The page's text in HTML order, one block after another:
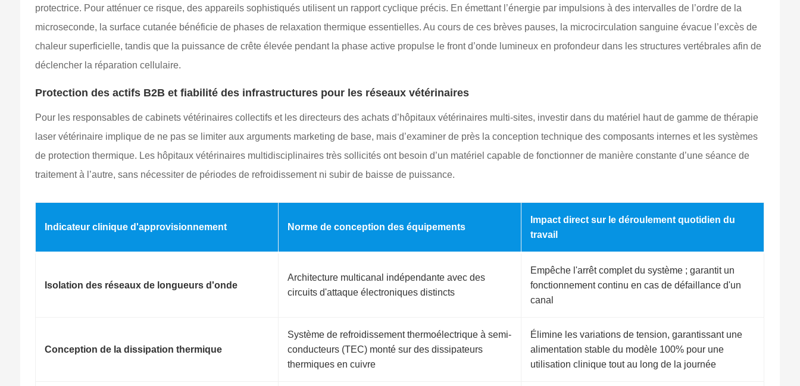
protectrice. Pour atténuer ce risque, des appareils sophistiqués utilisent un rapport cyclique précis. En émettant l’énergie par impulsions à des intervalles de l’ordre de la
microseconde, la surface cutanée bénéficie de phases de relaxation thermique essentielles. Au cours de ces brèves pauses, la microcirculation sanguine évacue l’excès de
chaleur superficielle, tandis que la puissance de crête élevée pendant la phase active propulse le front d’onde lumineux en profondeur dans les structures vertébrales afin de
déclencher la réparation cellulaire.
Protection des actifs B2B et fiabilité des infrastructures pour les réseaux vétérinaires
Pour les responsables de cabinets vétérinaires collectifs et les directeurs des achats d’hôpitaux vétérinaires multi-sites, investir dans du matériel haut de gamme de thérapie
laser vétérinaire implique de ne pas se limiter aux arguments marketing de base, mais d’examiner de près la conception technique des composants internes et les systèmes
de protection thermique. Les hôpitaux vétérinaires multidisciplinaires très sollicités ont besoin d’un matériel capable de fonctionner de manière constante d’une séance de
traitement à l’autre, sans nécessiter de périodes de refroidissement ni subir de baisse de puissance.
Indicateur clinique d'approvisionnement Norme de conception des équipements
Impact direct sur le déroulement quotidien du
travail
Isolation des réseaux de longueurs d'onde
Architecture multicanal indépendante avec des
circuits d'attaque électroniques distincts
Empêche l'arrêt complet du système ; garantit un
fonctionnement continu en cas de défaillance d'un
canal
Conception de la dissipation thermique
Système de refroidissement thermoélectrique à semi-
conducteurs (TEC) monté sur des dissipateurs
thermiques en cuivre
Élimine les variations de tension, garantissant une
alimentation stable du modèle 100% pour une
utilisation clinique tout au long de la journée